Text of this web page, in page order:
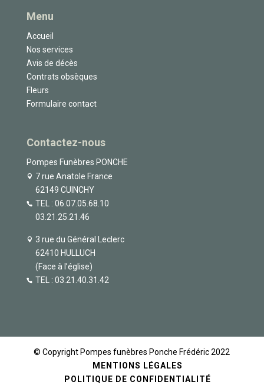
Menu
Accueil
Nos services
Avis de décès
Contrats obsèques
Fleurs
Formulaire contact
Contactez-nous
Pompes Funèbres PONCHE
7 rue Anatole France
62149 CUINCHY
TEL : 06.07.05.68.10
03.21.25.21.46
3 rue du Général Leclerc
62410 HULLUCH
(Face à l’église)
TEL : 03.21.40.31.42
© Copyright Pompes funèbres Ponche Frédéric 2022
MENTIONS LÉGALES
POLITIQUE DE CONFIDENTIALITÉ